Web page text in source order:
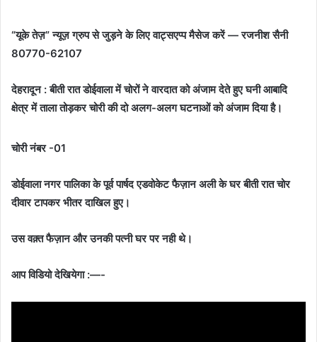
“यूके तेज़” न्यूज़ ग्रुप से जुड़ने के लिए वाट्सएप्प मैसेज करें — रजनीश सैनी
80770-62107
देहरादून : बीती रात डोईवाला में चोरों ने वारदात को अंजाम देते हुए घनी आबादि
क्षेत्र में ताला तोड़कर चोरी की दो अलग-अलग घटनाओं को अंजाम दिया है।
चोरी नंबर -01
डोईवाला नगर पालिका के पूर्व पार्षद एडवोकेट फैज़ान अली के घर बीती रात चोर
दीवार टापकर भीतर दाखिल हुए।
उस वक़्त फैज़ान और उनकी पत्नी घर पर नही थे।
आप विडियो देखियेगा :—-